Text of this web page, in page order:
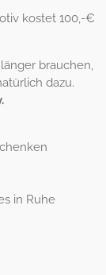
kostet 100,-€
brauchen,
dazu.
in Ruhe